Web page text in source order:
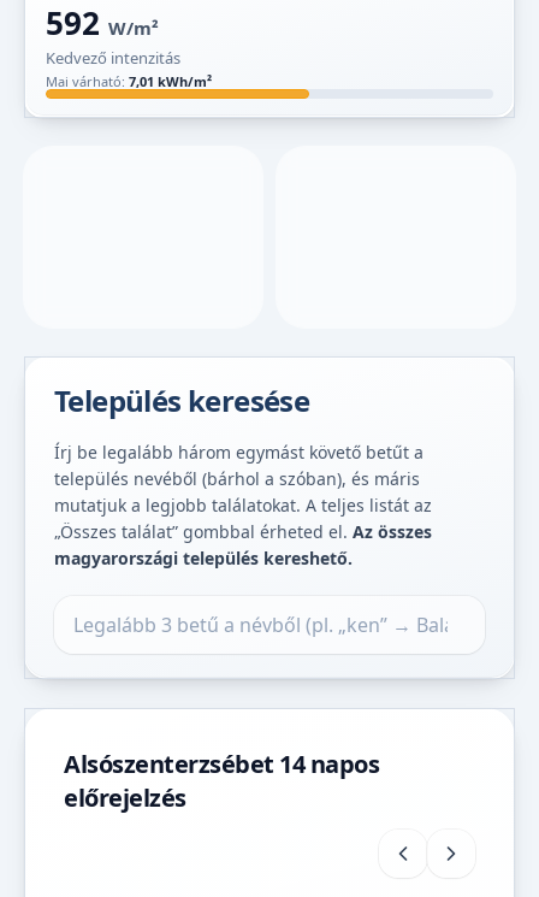
592 W/m²
Kedvező intenzitás
Mai várható: 7,01 kWh/m²
Település keresése
Írj be legalább három egymást követő betűt a
település nevéből (bárhol a szóban), és máris
mutatjuk a legjobb találatokat. A teljes listát az
„Összes találat” gombbal érheted el. Az összes
magyarországi település kereshető.
Alsószenterzsébet 14 napos
előrejelzés